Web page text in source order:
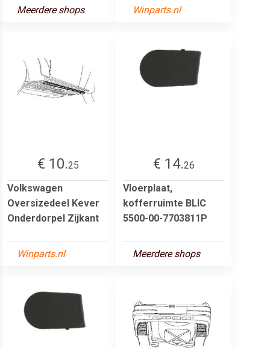
Meerdere shops Winparts.nl
€ 10.25
Volkswagen
Oversizedeel Kever
Onderdorpel Zijkant
Winparts.nl
€ 14.26
Vloerplaat,
kofferruimte BLIC
5500-00-7703811P
Meerdere shops